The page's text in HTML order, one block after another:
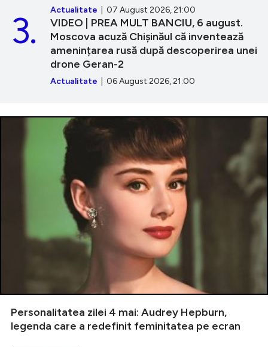
Actualitate | 07 August 2026, 21:00
VIDEO | PREA MULT BANCIU, 6 august.
Moscova acuză Chișinăul că inventează
amenințarea rusă după descoperirea unei
drone Geran-2
Actualitate | 06 August 2026, 21:00
3.
Personalitatea zilei 4 mai: Audrey Hepburn,
legenda care a redefinit feminitatea pe ecran